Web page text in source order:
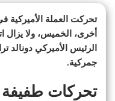
تحركت العملة
أخرى، الخميس، ولا يزال
الرئيس الأميركي
جمركية.
تحركات